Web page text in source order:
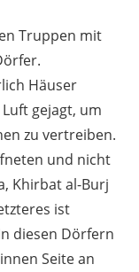
Truppen mit
Häuser
gejagt, um
zu vertreiben.
und nicht
Khirbat al-Burj
ist
diesen Dörfern
Seite an